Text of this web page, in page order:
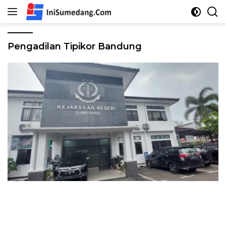
Langsung
Pengadilan Tipikor Bandung